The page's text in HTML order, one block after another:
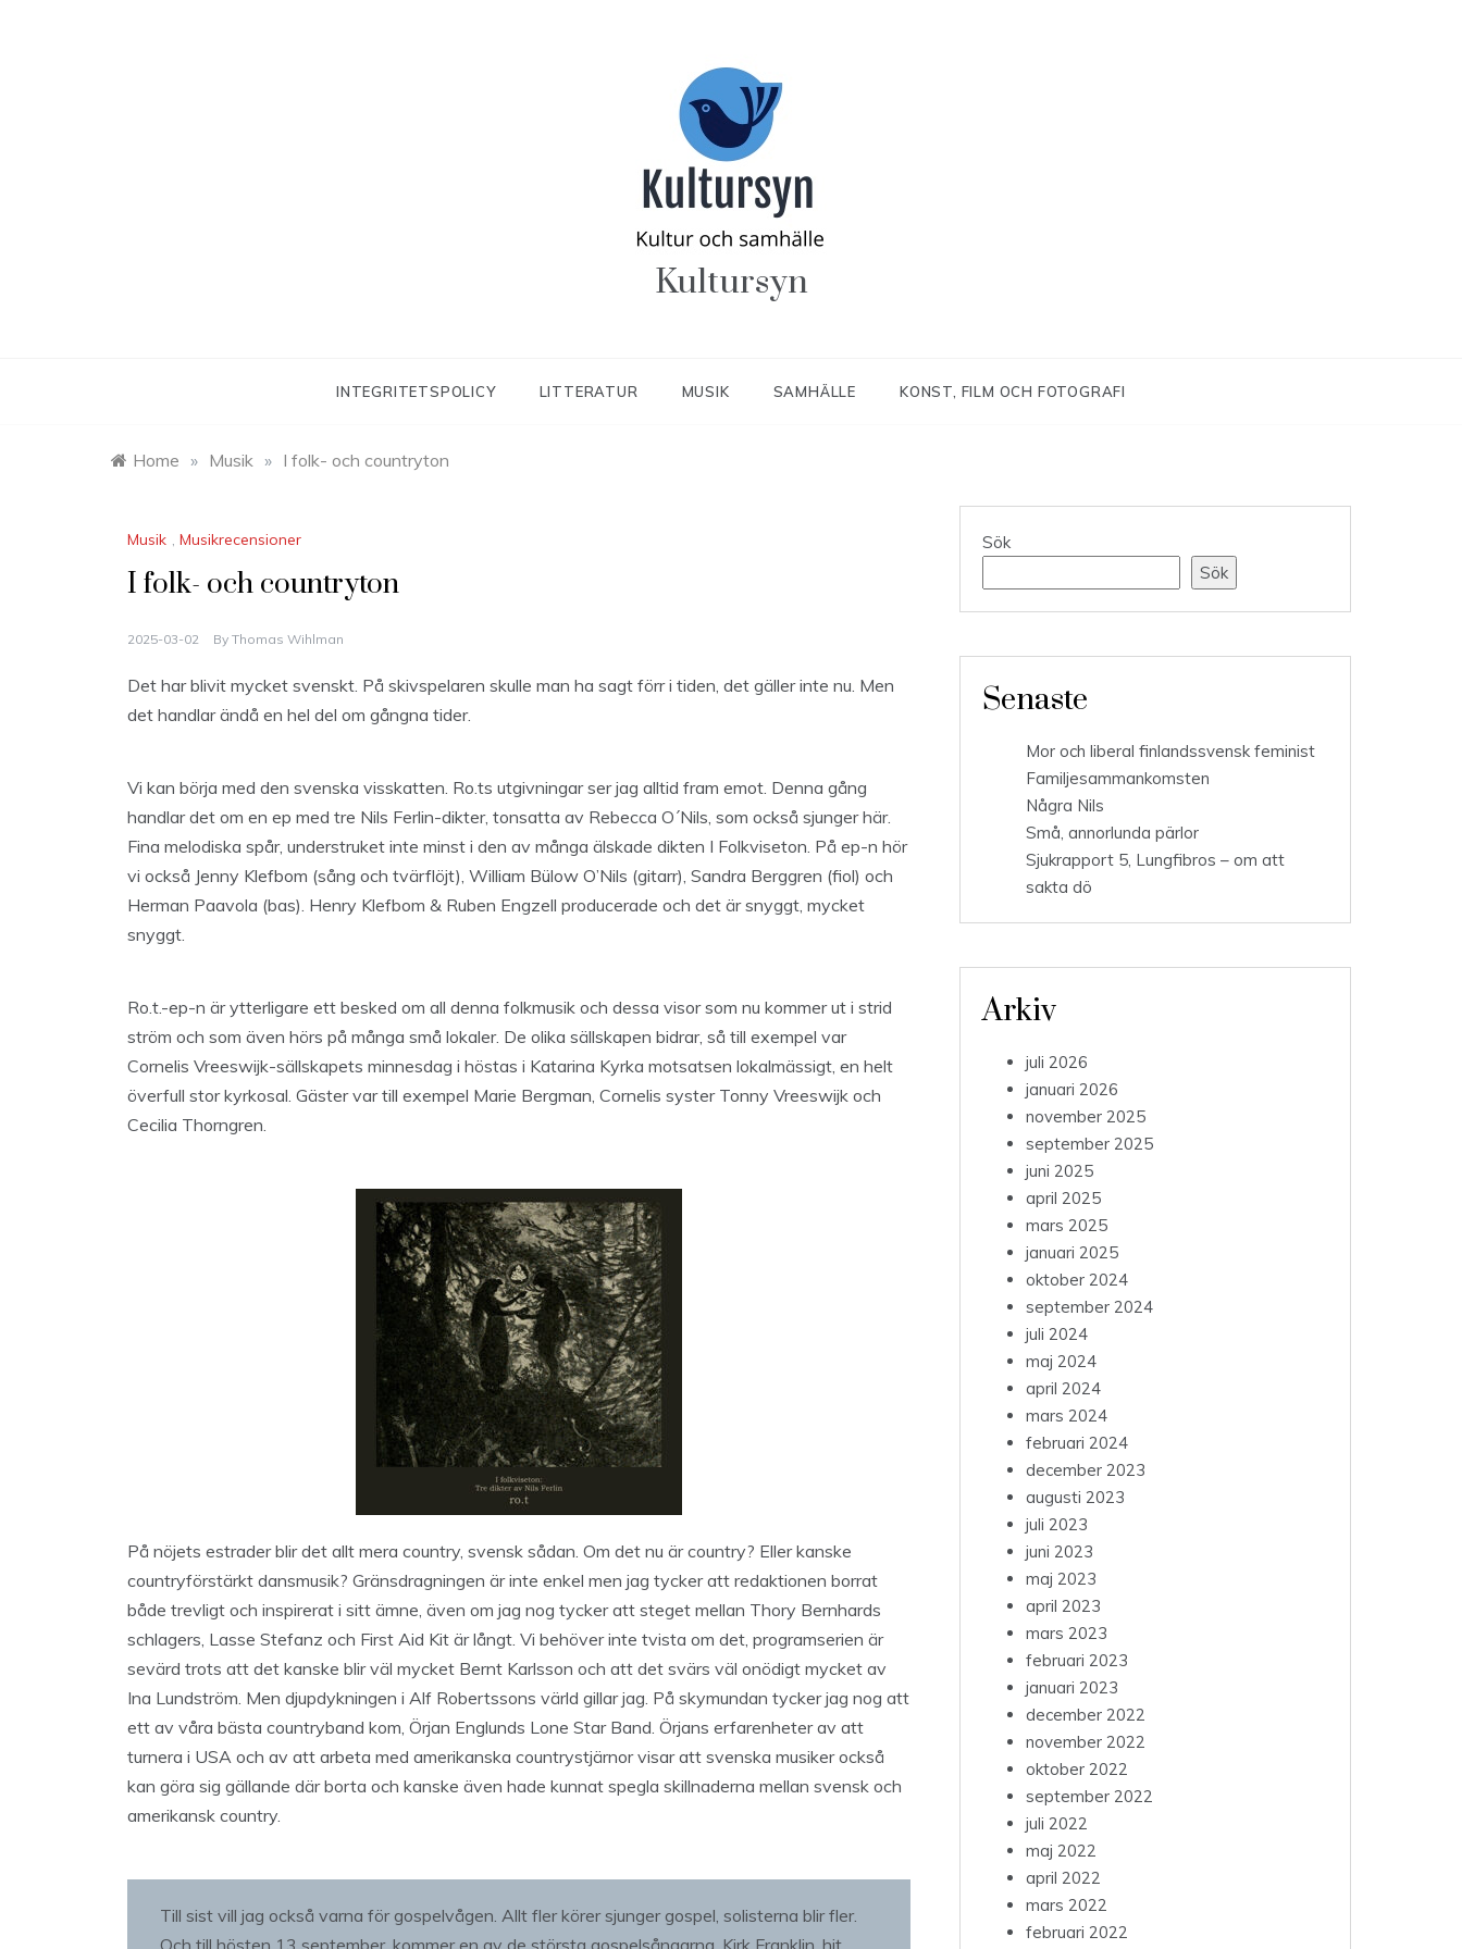
Kultursyn
INTEGRITETSPOLICY LITTERATUR MUSIK SAMHÄLLE KONST, FILM OCH FOTOGRAFI
Home » Musik » I folk- och countryton
Musik , Musikrecensioner
I folk- och countryton
2025-03-02 By Thomas Wihlman
Det har blivit mycket svenskt. På skivspelaren skulle man ha sagt förr i tiden, det gäller inte nu. Men
det handlar ändå en hel del om gångna tider.
Vi kan börja med den svenska visskatten. Ro.ts utgivningar ser jag alltid fram emot. Denna gång
handlar det om en ep med tre Nils Ferlin-dikter, tonsatta av Rebecca O´Nils, som också sjunger här.
Fina melodiska spår, understruket inte minst i den av många älskade dikten I Folkviseton. På ep-n hör
vi också Jenny Klefbom (sång och tvärflöjt), William Bülow O’Nils (gitarr), Sandra Berggren (fiol) och
Herman Paavola (bas). Henry Klefbom & Ruben Engzell producerade och det är snyggt, mycket
snyggt.
Ro.t.-ep-n är ytterligare ett besked om all denna folkmusik och dessa visor som nu kommer ut i strid
ström och som även hörs på många små lokaler. De olika sällskapen bidrar, så till exempel var
Cornelis Vreeswijk-sällskapets minnesdag i höstas i Katarina Kyrka motsatsen lokalmässigt, en helt
överfull stor kyrkosal. Gäster var till exempel Marie Bergman, Cornelis syster Tonny Vreeswijk och
Cecilia Thorngren.
På nöjets estrader blir det allt mera country, svensk sådan. Om det nu är country? Eller kanske
countryförstärkt dansmusik? Gränsdragningen är inte enkel men jag tycker att redaktionen borrat
både trevligt och inspirerat i sitt ämne, även om jag nog tycker att steget mellan Thory Bernhards
schlagers, Lasse Stefanz och First Aid Kit är långt. Vi behöver inte tvista om det, programserien är
sevärd trots att det kanske blir väl mycket Bernt Karlsson och att det svärs väl onödigt mycket av
Ina Lundström. Men djupdykningen i Alf Robertssons värld gillar jag. På skymundan tycker jag nog att
ett av våra bästa countryband kom, Örjan Englunds Lone Star Band. Örjans erfarenheter av att
turnera i USA och av att arbeta med amerikanska countrystjärnor visar att svenska musiker också
kan göra sig gällande där borta och kanske även hade kunnat spegla skillnaderna mellan svensk och
amerikansk country.
Till sist vill jag också varna för gospelvågen. Allt fler körer sjunger gospel, solisterna blir fler.
Sök
Sök
Senaste
Mor och liberal finlandssvensk feminist
Familjesammankomsten
Några Nils
Små, annorlunda pärlor
Sjukrapport 5, Lungfibros – om att
sakta dö
Arkiv
juli 2026
januari 2026
november 2025
september 2025
juni 2025
april 2025
mars 2025
januari 2025
oktober 2024
september 2024
juli 2024
maj 2024
april 2024
mars 2024
februari 2024
december 2023
augusti 2023
juli 2023
juni 2023
maj 2023
april 2023
mars 2023
februari 2023
januari 2023
december 2022
november 2022
oktober 2022
september 2022
juli 2022
maj 2022
april 2022
mars 2022
februari 2022